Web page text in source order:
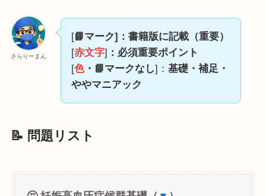
さらりーまん
[📘マーク]：書籍版に記載（重要）
[赤文字] ：必須重要ポイント
[色・📘マークなし]： 基礎・補足・
ややマニアック
📝 問題リスト